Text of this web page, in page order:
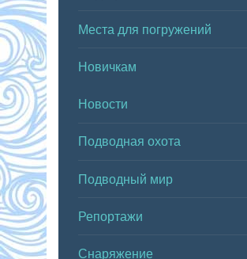
Места для погружений
Новичкам
Новости
Подводная охота
Подводный мир
Репортажи
Снаряжение